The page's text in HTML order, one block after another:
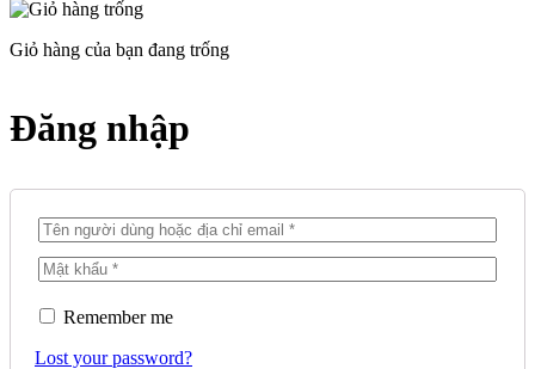
Giỏ hàng của bạn đang trống
Đăng nhập
Remember me
Lost your password?